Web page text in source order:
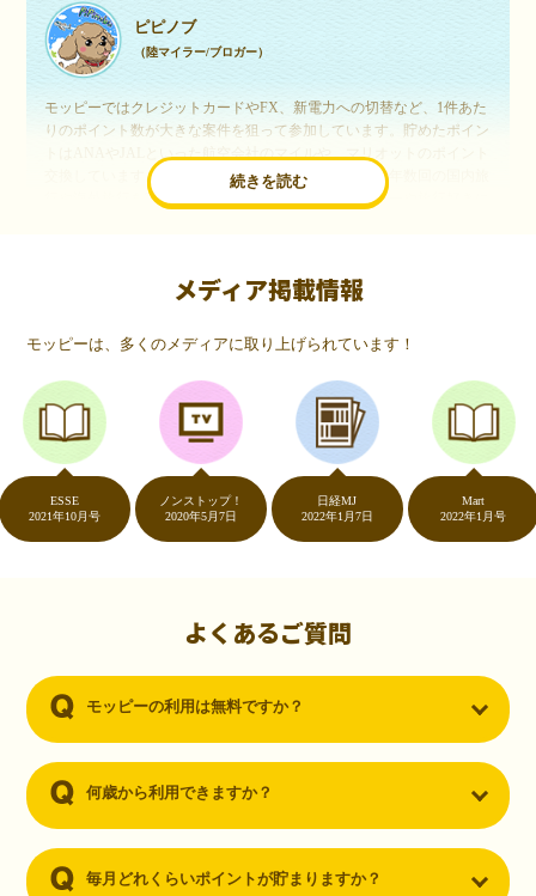
続きを読む
ピピノブ
（陸マイラー/ブロガー）
モッピーではクレジットカードやFX、新電力への切替など、1件あた
りのポイント数が大きな案件を狙って参加しています。貯めたポイン
交換しています。このようにすることで、ほぼ無料で年数回の国内旅
行や海外旅行を実現しています。モッピーは陸マイラーや旅行好きに
いつものネットショッピングが、モッピーでお得
（20代・女性）
友達に勧められてモッピーをはじめました。空いた時間にスマホで買
い物をすることが多いのですが、モッピーを経由するだけでショップ
のポイントとモッピーのポイントが二重で貯まることを知り、ビック
リ…！いつものネットショッピングをモッピーを経由するだけでポイ
ントが貯まるなんて…もっと早く教えてほしかった～！貯まったポイ
ントはギフト券に交換して、プチ贅沢を楽しんでます♪
（30代・男性）
ーを知りました。クレジットカードを発行するだけでポイントが貯ま
るならと無料登録して、クレジットカードの発行やアプリダウンロー
メディア掲載情報
モッピーは、多くのメディアに取り上げられています！
年10月号
ノンストップ！
2020年5月7日
日経MJ
2022年1月7日
2022年1月号
よくあるご質問
モッピーの利用は無料ですか？
何歳から利用できますか？
毎月どれくらいポイントが貯まりますか？